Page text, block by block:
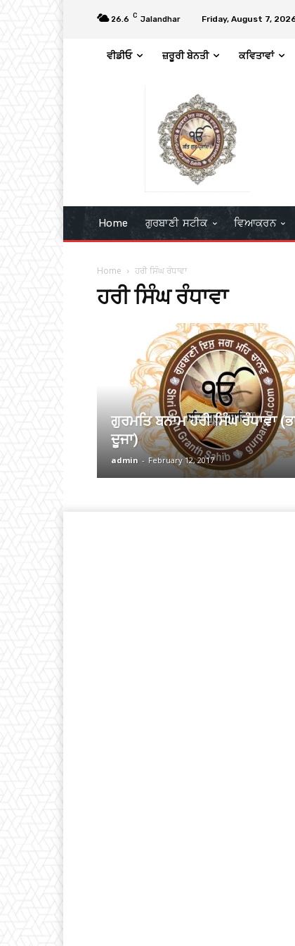
26.6 C Jalandhar Friday, August 7,
ਵੀਡੀਓ ਜ਼ਰੂਰੀ ਬੇਨਤੀ ਕਵਿਤਾਵਾਂ
Home ਗੁਰਬਾਣੀ ਸਟੀਕ ਵਿਆਕਰਨ
Home ਹਰੀ ਸਿੰਘ ਰੰਧਾਵਾ
ਹਰੀ ਸਿੰਘ ਰੰਧਾਵਾ
ਗੁਰਮਤਿ ਬਨਾਮ ਹਰੀ ਸਿੰਘ ਰੰਧਾਵਾ
ਦੂਜਾ)
admin - February 12, 2017